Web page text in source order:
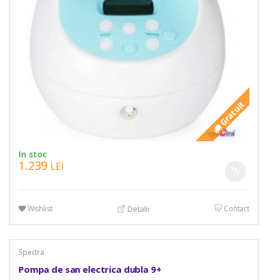
Gratuit
In stoc
1.239 LEI
Wishlist Detalii Contact
Spectra
Pompa de san electrica dubla 9+